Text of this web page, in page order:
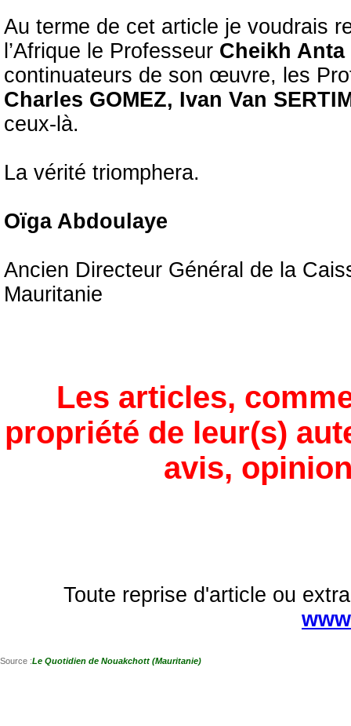
Au terme de cet article je voudrais
l’Afrique le Professeur Cheikh
continuateurs de son œuvre, les
Charles GOMEZ, Ivan Van
ceux-là.
La vérité triomphera.
Oïga Abdoulaye
Ancien Directeur Général de la
Mauritanie
Les articles,
propriété de leur(s)
avis,
Toute reprise d'article ou
Source :Le Quotidien de Nouakchott (Mauritanie)